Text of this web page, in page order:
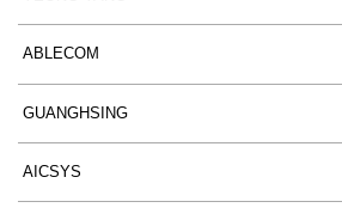
ABLECOM
GUANGHSING
AICSYS